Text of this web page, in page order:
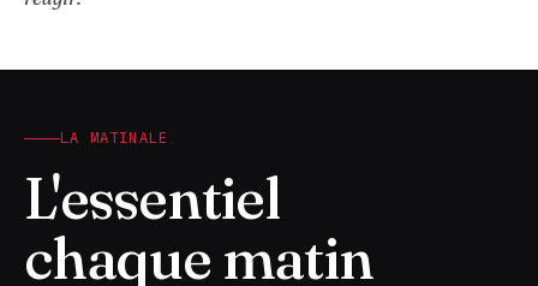
LA MATINALE
L'essentiel
chaque matin